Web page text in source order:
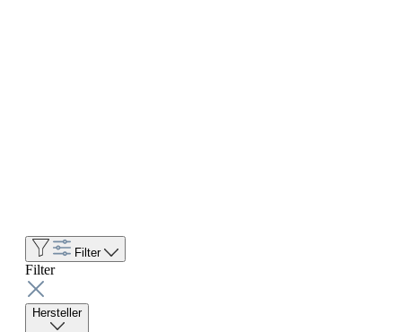
Filter
Filter
Hersteller